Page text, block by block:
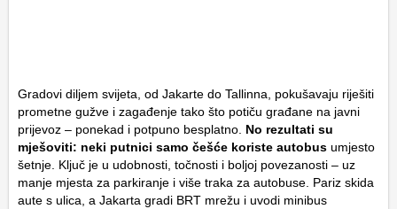
Gradovi diljem svijeta, od Jakarte do Tallinna, pokušavaju riješiti
prometne gužve i zagađenje tako što potiču građane na javni
prijevoz – ponekad i potpuno besplatno. No rezultati su
mješoviti: neki putnici samo češće koriste autobus umjesto
šetnje. Ključ je u udobnosti, točnosti i boljoj povezanosti – uz
manje mjesta za parkiranje i više traka za autobuse. Pariz skida
aute s ulica, a Jakarta gradi BRT mrežu i uvodi minibus